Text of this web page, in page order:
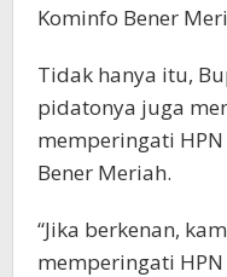
Kominfo Bener
Tidak hanya itu,
pidatonya juga
memperingati
Bener Meriah.
“Jika berkenan,
memperingati